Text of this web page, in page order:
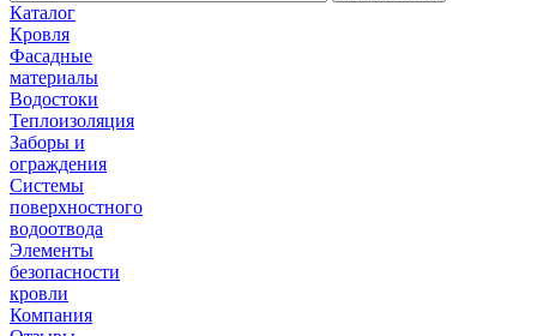
Каталог
Кровля
Фасадные
материалы
Водостоки
Теплоизоляция
Заборы и
ограждения
Системы
поверхностного
водоотвода
Элементы
безопасности
кровли
Компания